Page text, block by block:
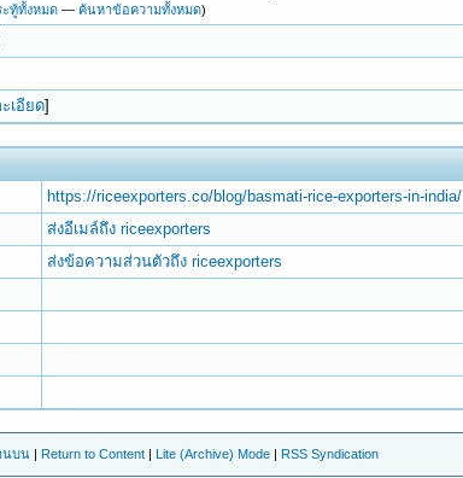
ทู้ทั้งหมด— ค้นหาข้อความทั้งหมด)
เอียด]
https://riceexporters.co/blog/basmati-rice-exporters-in-india/
ส่งอีเมล์ถึง riceexporters
ส่งข้อความส่วนตัวถึง riceexporters
นบน | Return to Content | Lite (Archive) Mode | RSS Syndication